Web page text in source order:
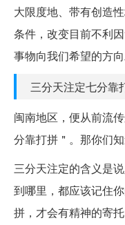
大限度地、带有创造
条件，改变目前不利
事物向我们希望的方
三分天注定七分靠
闽南地区，便从前流
分靠打拼＂。那你们
三分天注定的含义是
到哪里，都应该记住
拼，才会有精神的寄